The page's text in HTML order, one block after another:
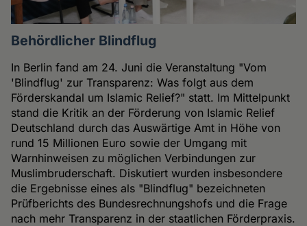
Behördlicher Blindflug
In Berlin fand am 24. Juni die Veranstaltung "Vom
'Blindflug' zur Transparenz: Was folgt aus dem
Förderskandal um Islamic Relief?" statt. Im Mittelpunkt
stand die Kritik an der Förderung von Islamic Relief
Deutschland durch das Auswärtige Amt in Höhe von
rund 15 Millionen Euro sowie der Umgang mit
Warnhinweisen zu möglichen Verbindungen zur
Muslimbruderschaft. Diskutiert wurden insbesondere
die Ergebnisse eines als "Blindflug" bezeichneten
Prüfberichts des Bundesrechnungshofs und die Frage
nach mehr Transparenz in der staatlichen Förderpraxis.